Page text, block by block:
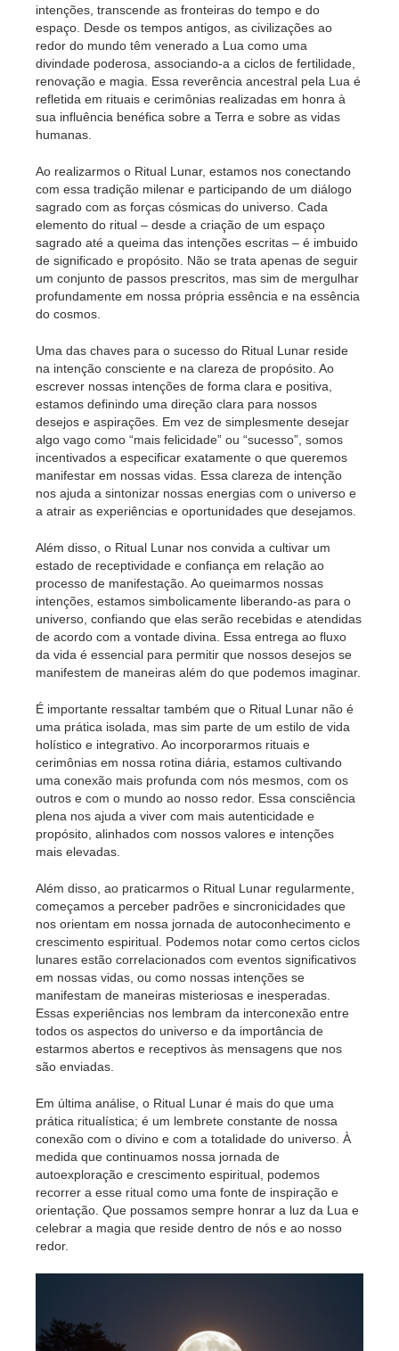
intenções, transcende as fronteiras do tempo e do
espaço. Desde os tempos antigos, as civilizações ao
redor do mundo têm venerado a Lua como uma
divindade poderosa, associando-a a ciclos de fertilidade,
renovação e magia. Essa reverência ancestral pela Lua é
refletida em rituais e cerimônias realizadas em honra à
sua influência benéfica sobre a Terra e sobre as vidas
humanas.
Ao realizarmos o Ritual Lunar, estamos nos conectando
com essa tradição milenar e participando de um diálogo
sagrado com as forças cósmicas do universo. Cada
elemento do ritual – desde a criação de um espaço
sagrado até a queima das intenções escritas – é imbuido
de significado e propósito. Não se trata apenas de seguir
um conjunto de passos prescritos, mas sim de mergulhar
profundamente em nossa própria essência e na essência
do cosmos.
Uma das chaves para o sucesso do Ritual Lunar reside
na intenção consciente e na clareza de propósito. Ao
escrever nossas intenções de forma clara e positiva,
estamos definindo uma direção clara para nossos
desejos e aspirações. Em vez de simplesmente desejar
algo vago como “mais felicidade” ou “sucesso”, somos
incentivados a especificar exatamente o que queremos
manifestar em nossas vidas. Essa clareza de intenção
nos ajuda a sintonizar nossas energias com o universo e
a atrair as experiências e oportunidades que desejamos.
Além disso, o Ritual Lunar nos convida a cultivar um
estado de receptividade e confiança em relação ao
processo de manifestação. Ao queimarmos nossas
intenções, estamos simbolicamente liberando-as para o
universo, confiando que elas serão recebidas e atendidas
de acordo com a vontade divina. Essa entrega ao fluxo
da vida é essencial para permitir que nossos desejos se
manifestem de maneiras além do que podemos imaginar.
É importante ressaltar também que o Ritual Lunar não é
uma prática isolada, mas sim parte de um estilo de vida
holístico e integrativo. Ao incorporarmos rituais e
cerimônias em nossa rotina diária, estamos cultivando
uma conexão mais profunda com nós mesmos, com os
outros e com o mundo ao nosso redor. Essa consciência
plena nos ajuda a viver com mais autenticidade e
propósito, alinhados com nossos valores e intenções
mais elevadas.
Além disso, ao praticarmos o Ritual Lunar regularmente,
começamos a perceber padrões e sincronicidades que
nos orientam em nossa jornada de autoconhecimento e
crescimento espiritual. Podemos notar como certos ciclos
lunares estão correlacionados com eventos significativos
em nossas vidas, ou como nossas intenções se
manifestam de maneiras misteriosas e inesperadas.
Essas experiências nos lembram da interconexão entre
todos os aspectos do universo e da importância de
estarmos abertos e receptivos às mensagens que nos
são enviadas.
Em última análise, o Ritual Lunar é mais do que uma
prática ritualística; é um lembrete constante de nossa
conexão com o divino e com a totalidade do universo. À
medida que continuamos nossa jornada de
autoexploração e crescimento espiritual, podemos
recorrer a esse ritual como uma fonte de inspiração e
orientação. Que possamos sempre honrar a luz da Lua e
celebrar a magia que reside dentro de nós e ao nosso
redor.